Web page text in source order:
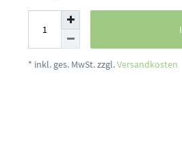
* inkl. ges. MwSt. zzgl.Versandkosten